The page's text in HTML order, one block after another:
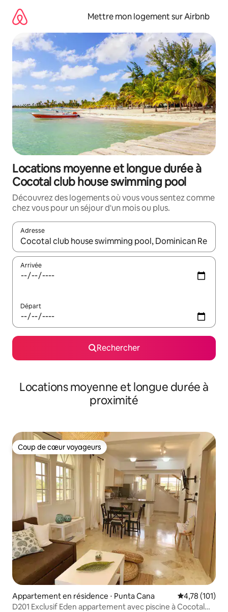
directement
Mettre mon logement sur Airbnb
Locations moyenne et longue durée à
Cocotal club house swimming pool
Découvrez des logements où vous vous sentez comme
chez vous pour un séjour d'un mois ou plus.
Adresse
Lorsque les résultats s'affichent, utilisez les flèches vers le
Arrivée
Départ
Rechercher
Locations moyenne et longue durée à
proximité
Coup de cœur voyageurs
Coup de cœur voyageurs
Appartement en résidence ⋅ Punta Cana Évaluation
4,78 (101)
D201 Exclusif Eden appartement avec piscine à Cocotal